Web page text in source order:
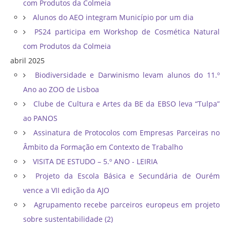
com Produtos da Colmeia
Alunos do AEO integram Município por um dia
PS24 participa em Workshop de Cosmética Natural
com Produtos da Colmeia
abril 2025
Biodiversidade e Darwinismo levam alunos do 11.º
Ano ao ZOO de Lisboa
Clube de Cultura e Artes da BE da EBSO leva “Tulpa”
ao PANOS
Assinatura de Protocolos com Empresas Parceiras no
Âmbito da Formação em Contexto de Trabalho
VISITA DE ESTUDO – 5.º ANO - LEIRIA
Projeto da Escola Básica e Secundária de Ourém
vence a VII edição da AJO
Agrupamento recebe parceiros europeus em projeto
sobre sustentabilidade (2)